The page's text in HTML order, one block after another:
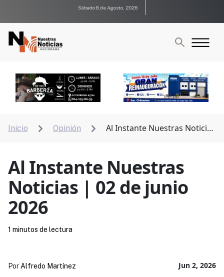
Sábado 8 de Agosto, 2026
Inicio  Opinión 
Al Instante Nuestras Noticias
Al Instante Nuestras
Noticias | 02 de junio
2026
Jun 2, 2026
Por Alfredo Martínez
1 minutos de lectura